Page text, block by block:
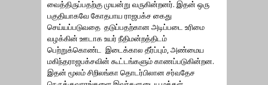
வைத்திருப்பதற்கு முயன்று வருகின்றனர். இதன் ஒரு
பகுதியாகவே கோதபாய ராஜபக்ச கைது
செய்யப்படுவதை தடுப்பதற்கான அடிப்படை உரிமை
வழக்கின் ஊடாக உயர் நீதிமன்றத்திடம்
பெற்றுக்கொண்ட இடைக்கால தீர்ப்பும், அண்மைய
மகிந்தராஜபக்சவின் கூட்டங்களும் காணப்படுகின்றன.
இதன் மூலம் சிறிலங்கா தொடர்பிலான சர்வதேச